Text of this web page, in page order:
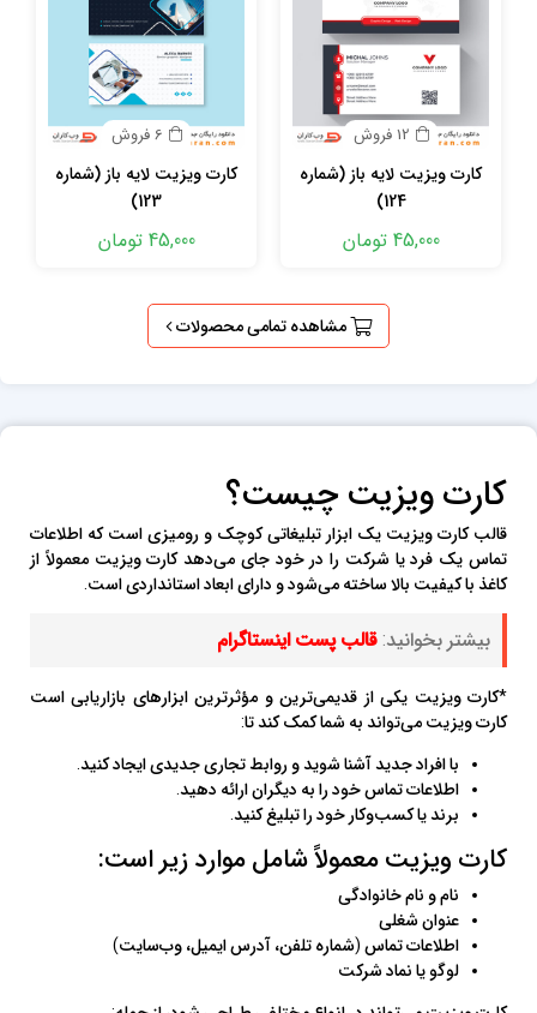
12 فروش
کارت ویزیت لایه باز (شماره
124)
45,000 تومان
6 فروش
کارت ویزیت لایه باز (شماره
123)
45,000 تومان
مشاهده تمامی محصولات
کارت ویزیت چیست؟
قالب کارت ویزیت یک ابزار تبلیغاتی کوچک و رومیزی است که اطلاعات
تماس یک فرد یا شرکت را در خود جای می‌دهد کارت ویزیت معمولاً از
کاغذ با کیفیت بالا ساخته می‌شود و دارای ابعاد استانداردی است.
بیشتر بخوانید: قالب پست اینستاگرام
*کارت ویزیت یکی از قدیمی‌ترین و مؤثرترین ابزارهای بازاریابی است
کارت ویزیت می‌تواند به شما کمک کند تا:
با افراد جدید آشنا شوید و روابط تجاری جدیدی ایجاد کنید.
اطلاعات تماس خود را به دیگران ارائه دهید.
برند یا کسب‌وکار خود را تبلیغ کنید.
کارت ویزیت معمولاً شامل موارد زیر است:
نام و نام خانوادگی
عنوان شغلی
اطلاعات تماس (شماره تلفن، آدرس ایمیل، وب‌سایت)
لوگو یا نماد شرکت